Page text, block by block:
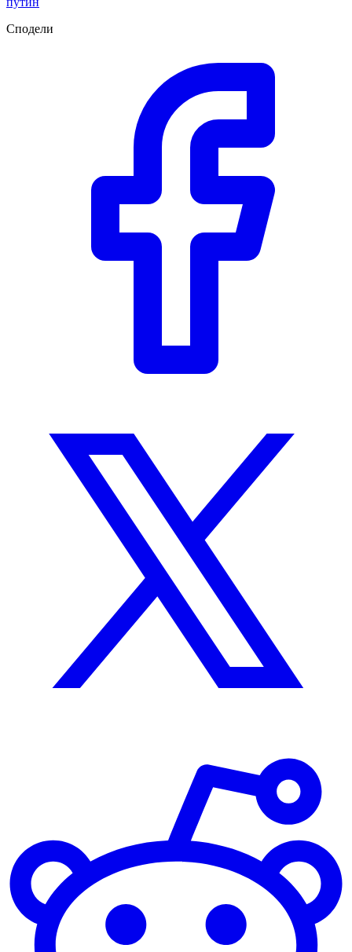
Сподели